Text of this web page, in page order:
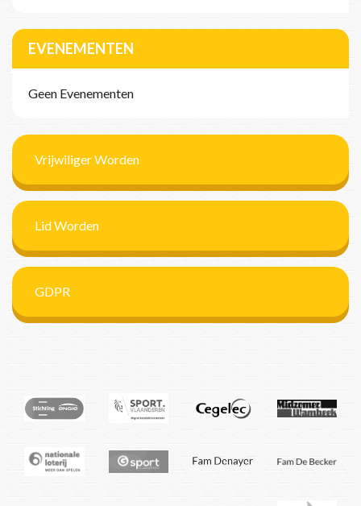
EVENEMENTEN
Geen Evenementen
Vrijwiliger Worden
Lid Worden
GDPR